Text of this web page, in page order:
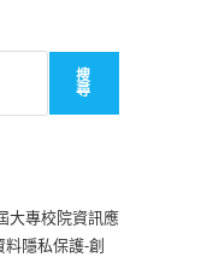
搜
尋
大專校院資訊應
隱私保護-創